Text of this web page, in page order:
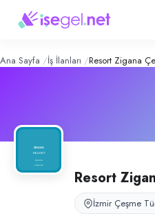
Zigana
Konum:
Resort Zigana Çeşme, İzmir
Ana Sayfa İş İlanları Resort Zigana
Resort
İzmir Çeşme